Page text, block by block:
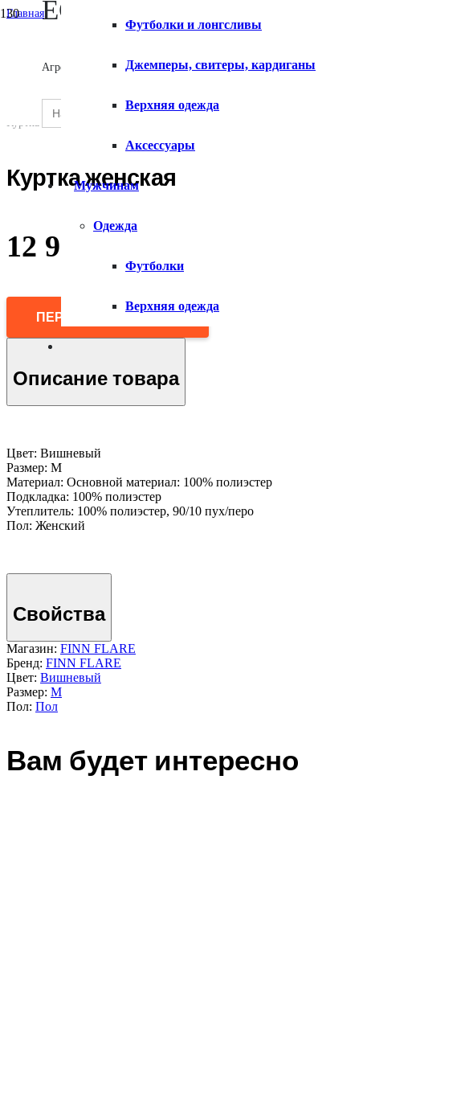
ECOMX
Агрегатор товаров
Search
for:
SEARCH
Футболки и лонгсливы
Джемперы, свитеры, кардиганы
Верхняя одежда
Аксессуары
Мужчинам
Одежда
Футболки
Верхняя одежда
Главная
Верхняя одежда
Куртка женская
12 990
ПЕРЕЙТИ В МАГАЗИН
Описание товара
Цвет: Вишневый
Размер: M
Материал: Основной материал: 100% полиэстер
Подкладка: 100% полиэстер
Утеплитель: 100% полиэстер, 90/10 пух/перо
Пол: Женский
Свойства
Магазин: FINN FLARE
Бренд: FINN FLARE
Цвет: Вишневый
Размер: M
Пол: Пол
Вам будет интересно